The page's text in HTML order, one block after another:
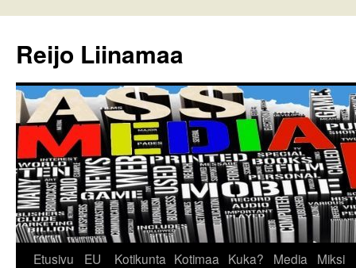
Reijo Liinamaa
Siirry
Etusivu EU Kotikunta Kotimaa Kuka? Media
Miksi